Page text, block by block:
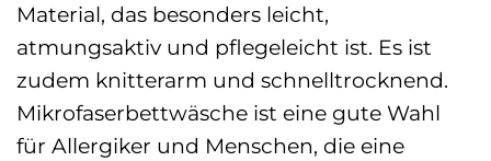
Material, das besonders leicht,
atmungsaktiv und pflegeleicht ist. Es ist
zudem knitterarm und schnelltrocknend.
Mikrofaserbettwäsche ist eine gute Wahl
für Allergiker und Menschen, die eine